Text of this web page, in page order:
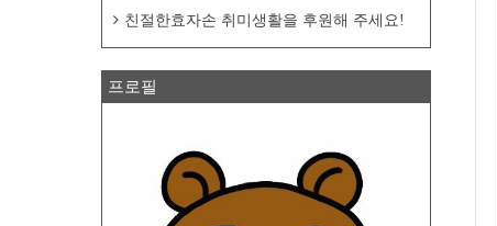
친절한효자손 취미생활을 후원해 주세요!
프로필